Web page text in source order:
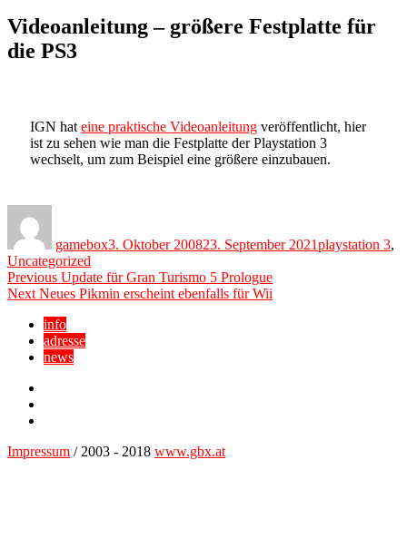
Videoanleitung – größere Festplatte für
die PS3
IGN hat eine praktische Videoanleitung veröffentlicht, hier
ist zu sehen wie man die Festplatte der Playstation 3
wechselt, um zum Beispiel eine größere einzubauen.
gamebox3. Oktober 200823. September 2021playstation 3,
Uncategorized
Beitragsnavigation
Previous Previous
post:
Update für Gran Turismo 5 Prologue
Next Next
Neues Pikmin erscheint ebenfalls für Wii
info
adresse
news
Impressum / 2003 - 2018 www.gbx.at